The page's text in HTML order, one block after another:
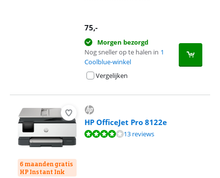
75,-
Morgen bezorgd
Nog sneller op te halen in 1
Coolblue-winkel
Vergelijken
6 maanden gratis
HP Instant Ink
HP OfficeJet Pro 8122e
Beoordeling is 8,0 van de 10, gebaseerd op 13 reviews.
13 reviews